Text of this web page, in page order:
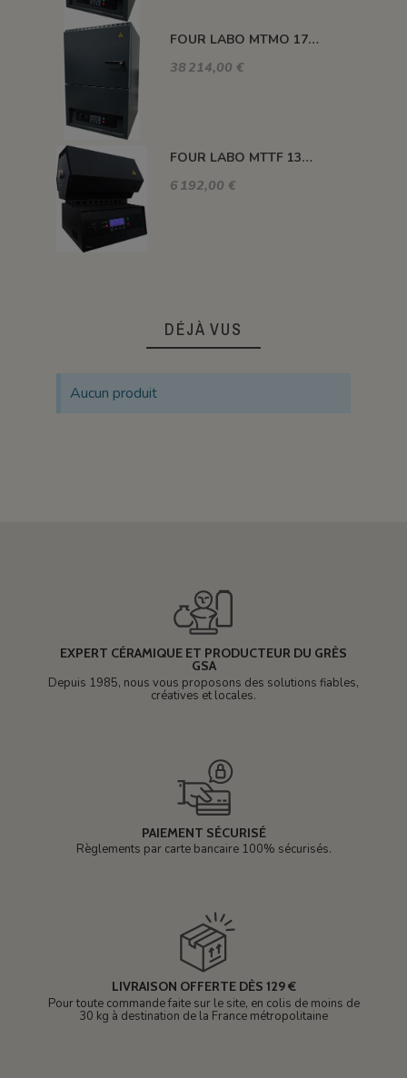
FOUR LABO MTMO 1750°C 30 LITRES
38 214,00 €
FOUR LABO MTTF 1300°C 500 MM Ø 100 MM
6 192,00 €
DÉJÀ VUS
Aucun produit
EXPERT CÉRAMIQUE ET PRODUCTEUR DU GRÈS
GSA
Depuis 1985, nous vous proposons des solutions fiables,
créatives et locales.
PAIEMENT SÉCURISÉ
Règlements par carte bancaire 100% sécurisés.
LIVRAISON OFFERTE DÈS 129 €
Pour toute commande faite sur le site, en colis de moins de
30 kg à destination de la France métropolitaine